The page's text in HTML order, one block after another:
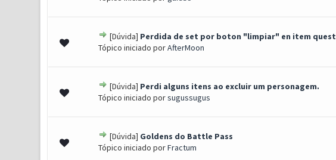
[Dúvida] Perdida de set por boton "limpiar" en item quest
Tópico iniciado porAfterMoon
0 Voto(s) - 0 de 5 em média
1 234 5
[Dúvida] Perdi alguns itens ao excluir um personagem.
Tópico iniciado porsugussugus
0 Voto(s) - 0 de 5 em média
1234 5
[Dúvida] Goldens do Battle Pass
Tópico iniciado porFractum
0 Voto(s) - 0 de 5 em média
1234 5